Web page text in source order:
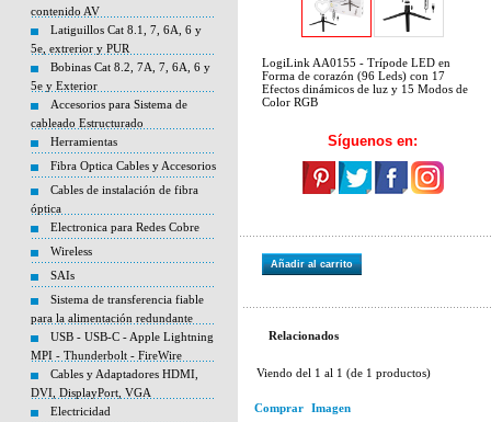
contenido AV
Latiguillos Cat 8.1, 7, 6A, 6 y
5e, extrerior y PUR
Bobinas Cat 8.2, 7A, 7, 6A, 6 y
5e y Exterior
Accesorios para Sistema de
cableado Estructurado
Herramientas
Fibra Optica Cables y Accesorios
Cables de instalación de fibra
óptica
Electronica para Redes Cobre
Wireless
SAIs
Sistema de transferencia fiable
para la alimentación redundante
USB - USB-C - Apple Lightning
MPI - Thunderbolt - FireWire
Cables y Adaptadores HDMI,
DVI, DisplayPort, VGA
Electricidad
LogiLink AA0155 - Trípode LED en
Forma de corazón (96 Leds) con 17
Efectos dinámicos de luz y 15 Modos de
Color RGB
Síguenos en:
Añadir al carrito
Relacionados
Viendo del 1 al 1 (de 1 productos)
Comprar Imagen